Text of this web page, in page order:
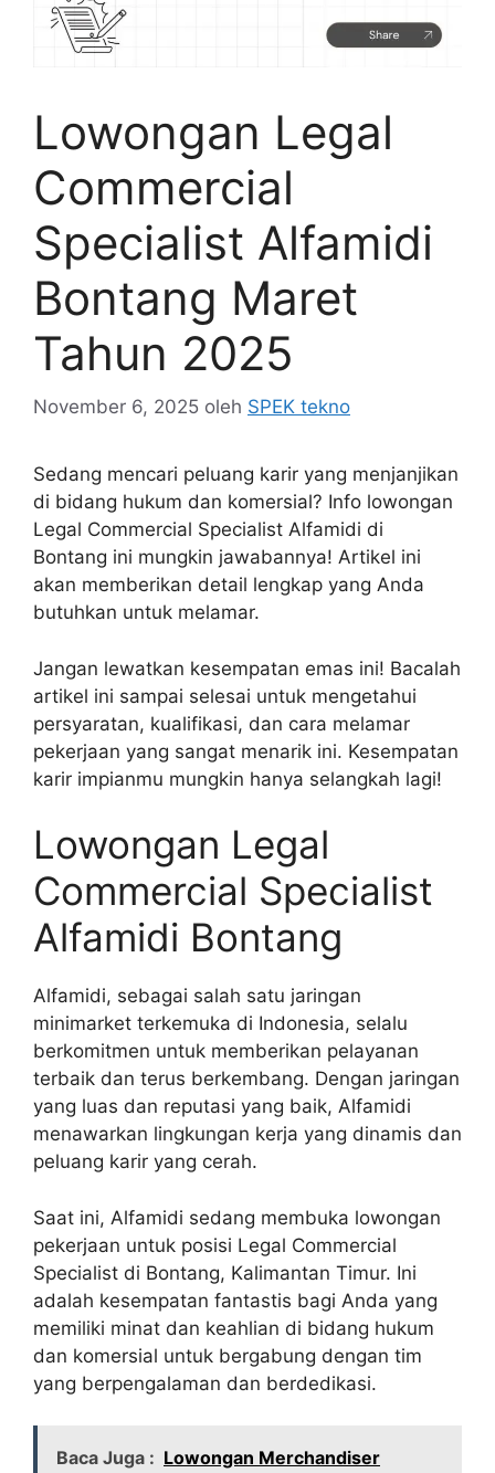
Lowongan Legal
Commercial
Specialist Alfamidi
Bontang Maret
Tahun 2025
November 6, 2025 oleh SPEK tekno
Sedang mencari peluang karir yang menjanjikan
di bidang hukum dan komersial? Info lowongan
Legal Commercial Specialist Alfamidi di
Bontang ini mungkin jawabannya! Artikel ini
akan memberikan detail lengkap yang Anda
butuhkan untuk melamar.
Jangan lewatkan kesempatan emas ini! Bacalah
artikel ini sampai selesai untuk mengetahui
persyaratan, kualifikasi, dan cara melamar
pekerjaan yang sangat menarik ini. Kesempatan
karir impianmu mungkin hanya selangkah lagi!
Lowongan Legal
Commercial Specialist
Alfamidi Bontang
Alfamidi, sebagai salah satu jaringan
minimarket terkemuka di Indonesia, selalu
berkomitmen untuk memberikan pelayanan
terbaik dan terus berkembang. Dengan jaringan
yang luas dan reputasi yang baik, Alfamidi
menawarkan lingkungan kerja yang dinamis dan
peluang karir yang cerah.
Saat ini, Alfamidi sedang membuka lowongan
pekerjaan untuk posisi Legal Commercial
Specialist di Bontang, Kalimantan Timur. Ini
adalah kesempatan fantastis bagi Anda yang
memiliki minat dan keahlian di bidang hukum
dan komersial untuk bergabung dengan tim
yang berpengalaman dan berdedikasi.
Baca Juga : Lowongan Merchandiser